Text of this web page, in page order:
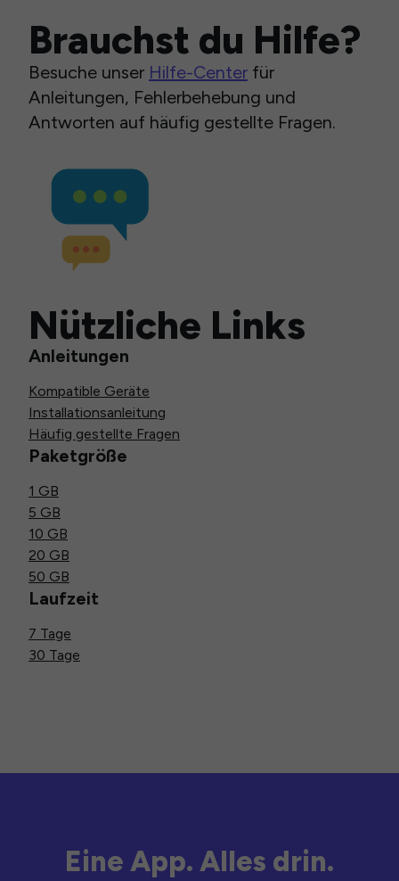
Brauchst du Hilfe?
Besuche unser Hilfe-Center für
Anleitungen, Fehlerbehebung und
Antworten auf häufig gestellte Fragen.
Nützliche Links
Anleitungen
Kompatible Geräte
Installationsanleitung
Häufig gestellte Fragen
Paketgröße
1 GB
5 GB
10 GB
20 GB
50 GB
Laufzeit
7 Tage
30 Tage
Eine App. Alles drin.